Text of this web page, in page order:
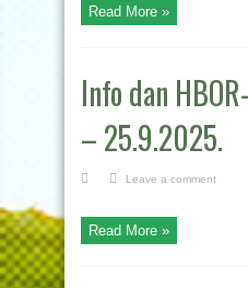
Read More »
Info dan
– 25.9.2025.
Leave a comment
Read More »